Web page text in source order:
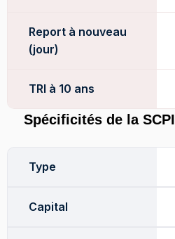
Report à nouveau
(jour)
TRI à 10 ans
Spécificités de la SCPI
Type
Capital